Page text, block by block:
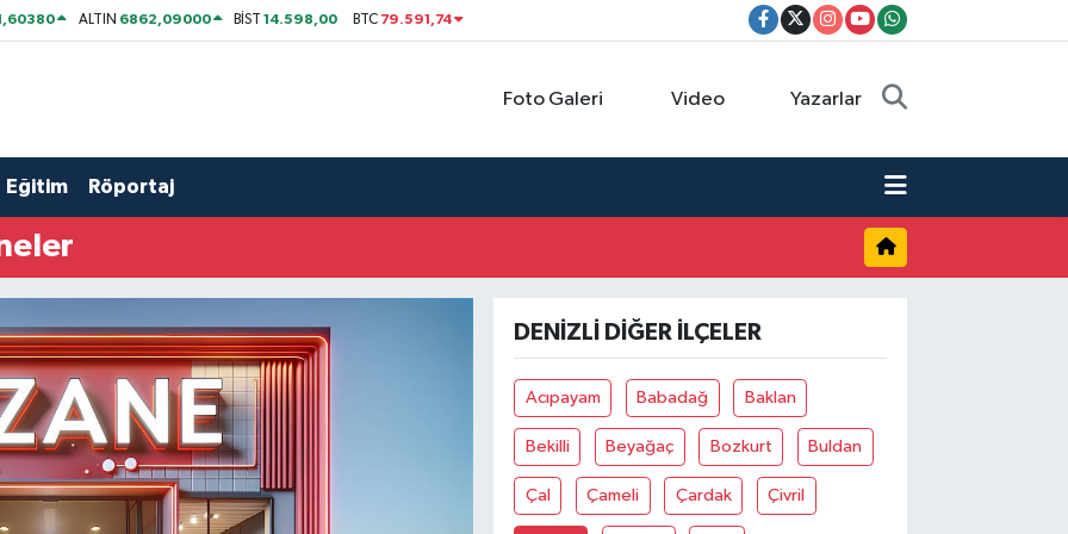
ALTIN 6862,09000 BİST14.598,00 BTC 79.591,74
Foto Galeri Video Yazarlar
Eğitim Röportaj
DENIZLI DIĞER İLÇELER
Acıpayam Babadağ Baklan
Bekilli Beyağaç Bozkurt Buldan
Çal Çameli Çardak Çivril